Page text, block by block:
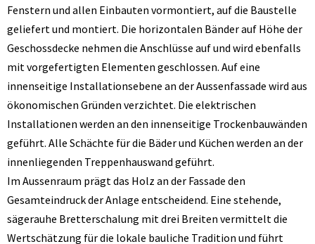
Fenstern und allen Einbauten vormontiert, auf die Baustelle
geliefert und montiert. Die horizontalen Bänder auf Höhe der
Geschossdecke nehmen die Anschlüsse auf und wird ebenfalls
mit vorgefertigten Elementen geschlossen. Auf eine
innenseitige Installationsebene an der Aussenfassade wird aus
ökonomischen Gründen verzichtet. Die elektrischen
Installationen werden an den innenseitige Trockenbauwänden
geführt. Alle Schächte für die Bäder und Küchen werden an der
innenliegenden Treppenhauswand geführt.
Im Aussenraum prägt das Holz an der Fassade den
Gesamteindruck der Anlage entscheidend. Eine stehende,
sägerauhe Bretterschalung mit drei Breiten vermittelt die
Wertschätzung für die lokale bauliche Tradition und führt